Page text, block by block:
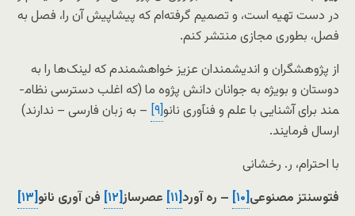
در دست تهیه است، و تصمیم گرفته­‌ام که پیشاپیش آن را، فصل به
فصل، بطوری مجازی منتشر کنم.
از پژوهشگران و اندیشمندان عزیز خواهشمندم که لینک‌­ها را به
دوستان و بویژه به جوانان دانش پژوه ما (که اغلب دسترسی نظام­
مند برای آشنایی با علم و فن­آوری نانو[۹]
– به زبان فارسی – ندارند)
ارسال فرمایند.
با احترام، ر. رخشانی
فتوسنتز مصنوعی[۱۰] – ره آورد[۱۱] عصرساز[۱۲] فن آوری نانو[۱۳]